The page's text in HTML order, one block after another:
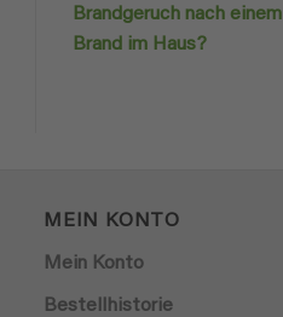
Brandgeruch nach einem
Brand im Haus?
MEIN KONTO
Mein Konto
Bestellhistorie